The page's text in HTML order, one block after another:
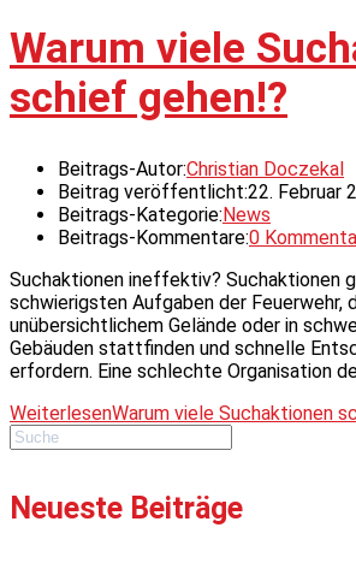
Warum viele
schief gehen!?
Beitrags-Autor:Christian Doczekal
Beitrag veröffentlicht:22. Februar
Beitrags-Kategorie: News
Beitrags-Kommentare:0
Suchaktionen ineffektiv? Suchaktionen
schwierigsten Aufgaben der Feuerwehr,
unübersichtlichem Gelände oder in
Gebäuden stattfinden und schnelle
erfordern. Eine schlechte Organisation
WeiterlesenWarum viele Suchaktionen
Neueste Beiträge